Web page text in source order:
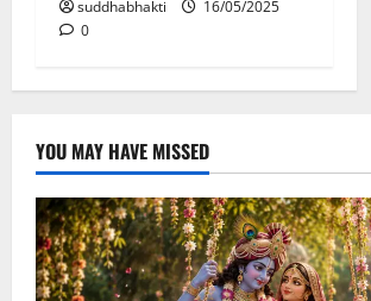
suddhabhakti
16/05/2025
0
YOU MAY HAVE MISSED